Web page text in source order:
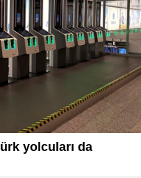
yolcuları da